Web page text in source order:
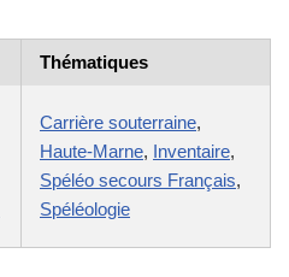
Thématiques
Carrière souterraine,
Haute-Marne, Inventaire,
Spéléo secours Français,
Spéléologie